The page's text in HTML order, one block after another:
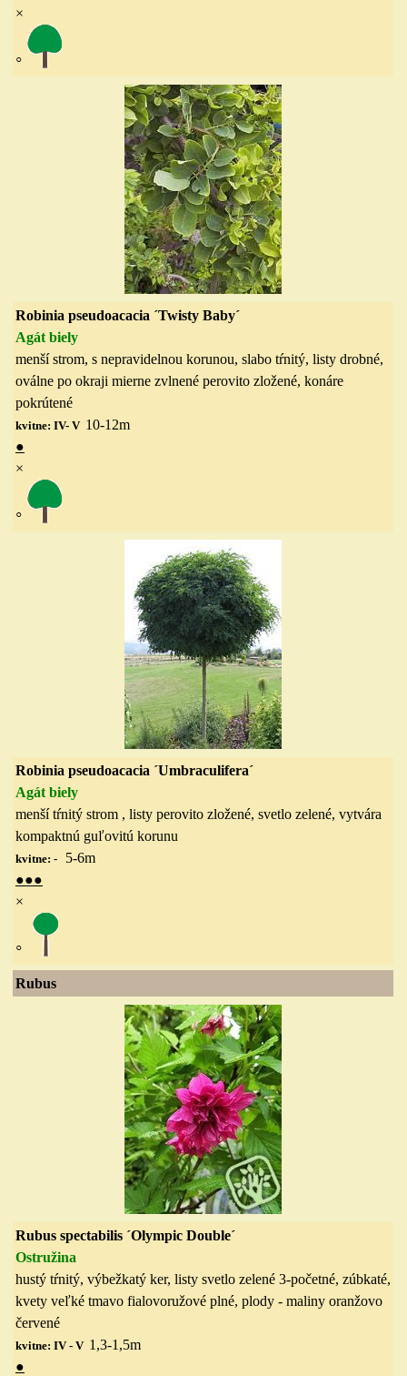
×
◦
Robinia pseudoacacia ´Twisty Baby´
Agát biely
menší strom, s nepravidelnou korunou, slabo tŕnitý, listy drobné,
oválne po okraji mierne zvlnené perovito zložené, konáre
pokrútené
kvitne: IV- V 10-12m
●
×
◦
Robinia pseudoacacia ´Umbraculifera´
Agát biely
menší tŕnitý strom , listy perovito zložené, svetlo zelené, vytvára
kompaktnú guľovitú korunu
kvitne: - 5-6m
●●●
×
◦
Rubus
Rubus spectabilis ´Olympic Double´
Ostružina
hustý tŕnitý, výbežkatý ker, listy svetlo zelené 3-početné, zúbkaté,
kvety veľké tmavo fialovoružové plné, plody - maliny oranžovo
červené
kvitne: IV - V 1,3-1,5m
●